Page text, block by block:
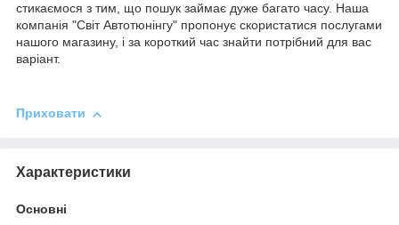
стикаємося з тим, що пошук займає дуже багато часу. Наша
компанія "Світ Автотюнінгу" пропонує скористатися послугами
нашого магазину, і за короткий час знайти потрібний для вас
варіант.
Приховати
Характеристики
Основні